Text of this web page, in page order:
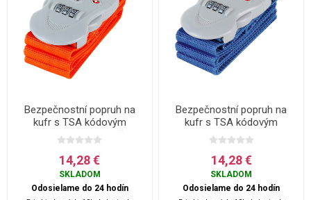
Bezpečnostní popruh na
kufr s TSA kódovým
zámkem ROCK - Oranžová
14,28 €
SKLADOM
Odosielame do 24 hodín
Bezpečnostní popruh na
kufr s TSA kódovým
zámkem ROCK - Modrá
14,28 €
SKLADOM
Odosielame do 24 hodín